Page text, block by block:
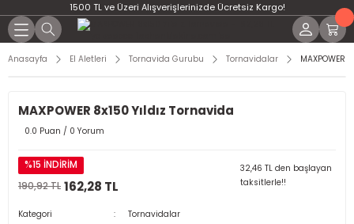
1500 TL ve Üzeri Alışverişlerinizde Ücretsiz Kargo!
Anasayfa El Aletleri Tornavida Gurubu Tornavidalar MAXPOWER
MAXPOWER 8x150 Yıldız Tornavida
0.0 Puan / 0 Yorum
%15 İNDİRİM
190,92 TL 162,28 TL
32,46 TL den başlayan
taksitlerle!!
Kategori
Tornavidalar